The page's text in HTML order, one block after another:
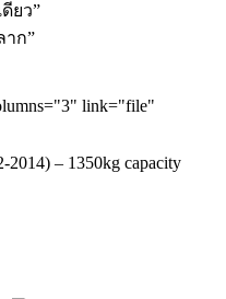
ยว”
ก”
link="file"
– 1350kg capacity